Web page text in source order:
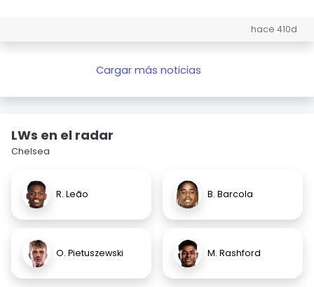
hace 410d
Cargar más noticias
LWs en el radar
Chelsea
R. Leão B. Barcola
O. Pietuszewski M. Rashford